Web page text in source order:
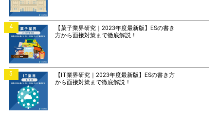
4
【菓子業界研究｜2023年度最新版】ESの書き
方から面接対策まで徹底解説！
5
【IT業界研究｜2023年度最新版】ESの書き方
から面接対策まで徹底解説！